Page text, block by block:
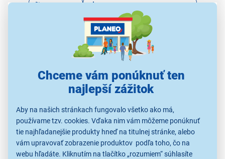
Chceme vám ponúknuť ten
najlepší zážitok
Aby na našich stránkach fungovalo všetko ako má,
používame tzv. cookies. Vďaka nim vám môžeme ponúknuť
tie najhľadanejšie produkty hneď na titulnej stránke, alebo
vám upravovať zobrazenie produktov podľa toho, čo na
webu hľadáte. Kliknutím na tlačítko „rozumiem“ súhlasíte
Alternatívy k tomuto produktu
High Glossy A4 50 ks
200g
S kupónom
11,02 €
14,69 €
High Glossy A4 50 ks
230g
S kupónom
11,62 €
15,49 €
Glossy A4 50ks 135g
S kupónom
11,62 €
15,49 €